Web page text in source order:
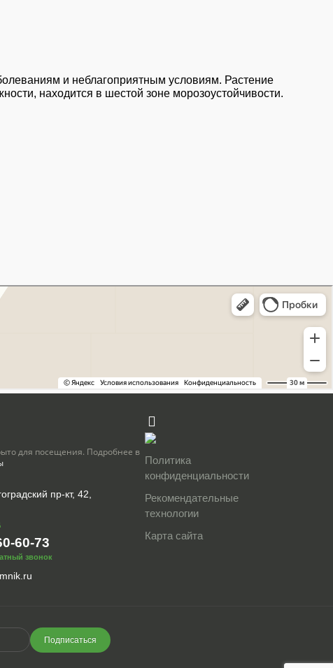
и неблагоприятным условиям. Растение
находится в шестой зоне морозоустойчивости.
для посещения. Подробнее в
пр-кт, 42,
60-73
звонок
Политика
конфиденциальности
Рекомендательные
технологии
Карта сайта
Подписаться